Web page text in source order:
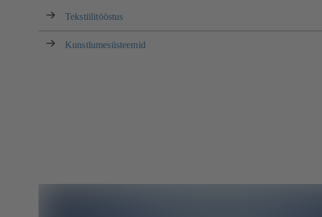
Tekstiilitööstus
Kunstlumesüsteemid